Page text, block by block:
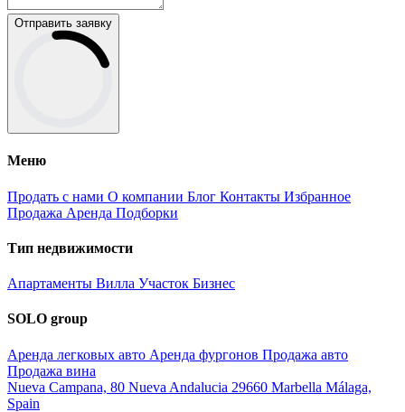
Отправить заявку
Меню
Продать с нами О компании Блог Контакты Избранное
Продажа Аренда Подборки
Тип недвижимости
Апартаменты Вилла Участок Бизнес
SOLO group
Аренда легковых авто Аренда фургонов Продажа авто
Продажа вина
Nueva Campana, 80 Nueva Andalucia 29660 Marbella Málaga,
Spain